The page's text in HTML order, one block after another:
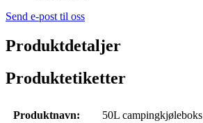
Send e-post til oss
Produktdetaljer
Produktetiketter
Produktnavn:
50L campingkjøleboks